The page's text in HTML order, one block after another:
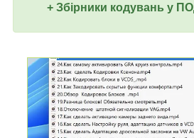
+ Збірники кодувань у